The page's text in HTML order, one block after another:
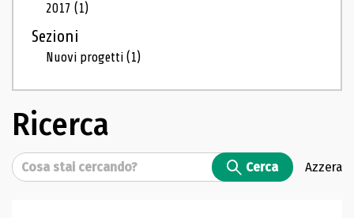
2017(1)
Sezioni
Nuovi progetti(1)
Ricerca
Cerca Cerca Azzera